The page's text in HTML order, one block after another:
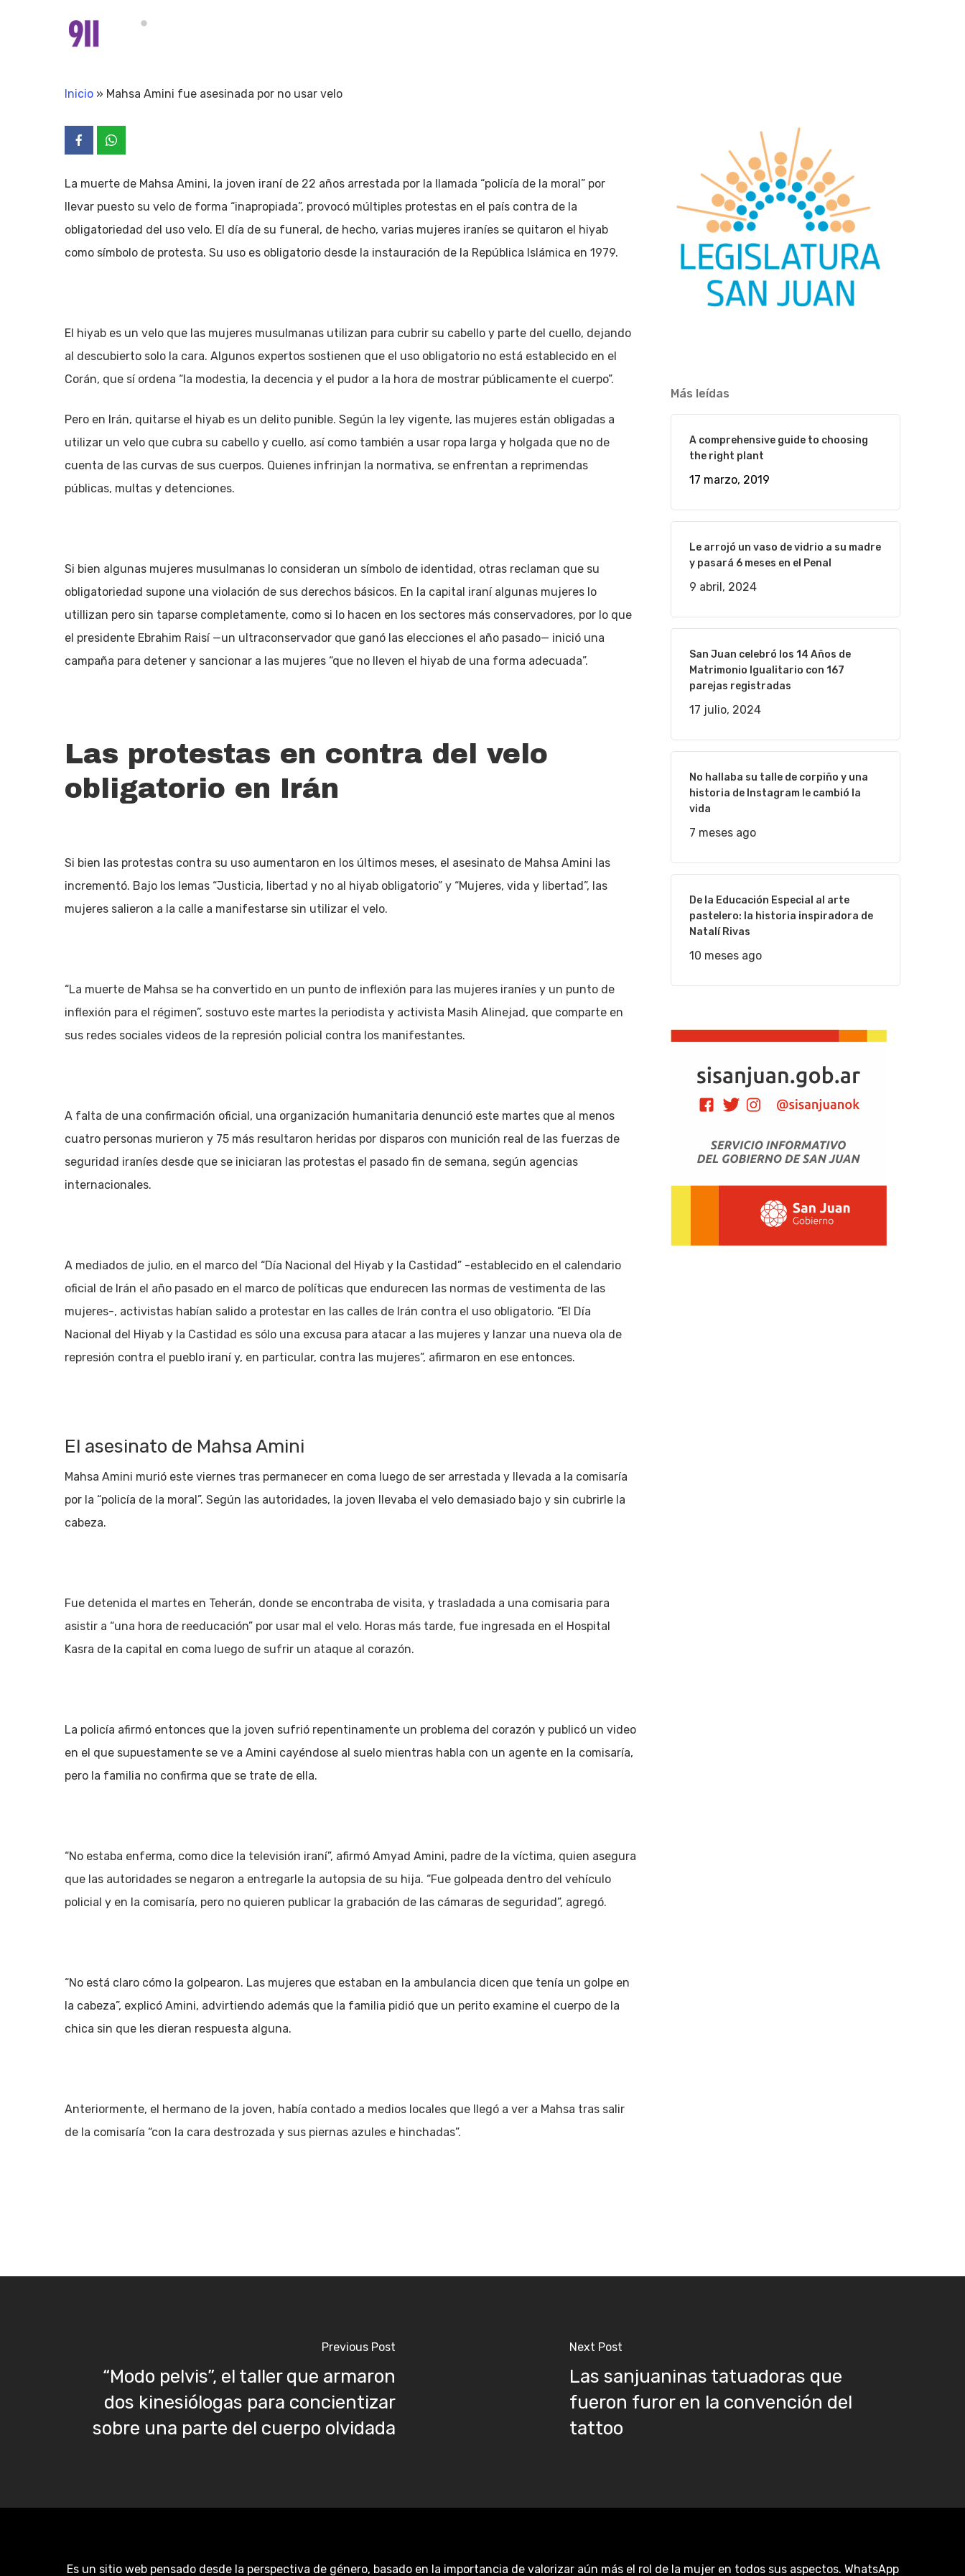
Inicio » Mahsa Amini fue asesinada por no usar velo
La muerte de Mahsa Amini, la joven iraní de 22 años arrestada por la llamada “policía de la moral” por
llevar puesto su velo de forma “inapropiada”, provocó múltiples protestas en el país contra de la
obligatoriedad del uso velo. El día de su funeral, de hecho, varias mujeres iraníes se quitaron el hiyab
como símbolo de protesta. Su uso es obligatorio desde la instauración de la República Islámica en 1979.
El hiyab es un velo que las mujeres musulmanas utilizan para cubrir su cabello y parte del cuello, dejando
al descubierto solo la cara. Algunos expertos sostienen que el uso obligatorio no está establecido en el
Corán, que sí ordena “la modestia, la decencia y el pudor a la hora de mostrar públicamente el cuerpo”.
Pero en Irán, quitarse el hiyab es un delito punible. Según la ley vigente, las mujeres están obligadas a
utilizar un velo que cubra su cabello y cuello, así como también a usar ropa larga y holgada que no de
cuenta de las curvas de sus cuerpos. Quienes infrinjan la normativa, se enfrentan a reprimendas
públicas, multas y detenciones.
Si bien algunas mujeres musulmanas lo consideran un símbolo de identidad, otras reclaman que su
obligatoriedad supone una violación de sus derechos básicos. En la capital iraní algunas mujeres lo
utillizan pero sin taparse completamente, como si lo hacen en los sectores más conservadores, por lo que
el presidente Ebrahim Raisí —un ultraconservador que ganó las elecciones el año pasado— inició una
campaña para detener y sancionar a las mujeres “que no lleven el hiyab de una forma adecuada”.
Las protestas en contra del velo
obligatorio en Irán
Si bien las protestas contra su uso aumentaron en los últimos meses, el asesinato de Mahsa Amini las
incrementó. Bajo los lemas “Justicia, libertad y no al hiyab obligatorio” y “Mujeres, vida y libertad”, las
mujeres salieron a la calle a manifestarse sin utilizar el velo.
“La muerte de Mahsa se ha convertido en un punto de inflexión para las mujeres iraníes y un punto de
inflexión para el régimen”, sostuvo este martes la periodista y activista Masih Alinejad, que comparte en
sus redes sociales videos de la represión policial contra los manifestantes.
A falta de una confirmación oficial, una organización humanitaria denunció este martes que al menos
cuatro personas murieron y 75 más resultaron heridas por disparos con munición real de las fuerzas de
seguridad iraníes desde que se iniciaran las protestas el pasado fin de semana, según agencias
internacionales.
A mediados de julio, en el marco del “Día Nacional del Hiyab y la Castidad” -establecido en el calendario
oficial de Irán el año pasado en el marco de políticas que endurecen las normas de vestimenta de las
mujeres-, activistas habían salido a protestar en las calles de Irán contra el uso obligatorio. “El Día
Nacional del Hiyab y la Castidad es sólo una excusa para atacar a las mujeres y lanzar una nueva ola de
represión contra el pueblo iraní y, en particular, contra las mujeres”, afirmaron en ese entonces.
El asesinato de Mahsa Amini
Mahsa Amini murió este viernes tras permanecer en coma luego de ser arrestada y llevada a la comisaría
por la “policía de la moral”. Según las autoridades, la joven llevaba el velo demasiado bajo y sin cubrirle la
cabeza.
Fue detenida el martes en Teherán, donde se encontraba de visita, y trasladada a una comisaria para
asistir a “una hora de reeducación” por usar mal el velo. Horas más tarde, fue ingresada en el Hospital
Kasra de la capital en coma luego de sufrir un ataque al corazón.
La policía afirmó entonces que la joven sufrió repentinamente un problema del corazón y publicó un video
en el que supuestamente se ve a Amini cayéndose al suelo mientras habla con un agente en la comisaría,
pero la familia no confirma que se trate de ella.
“No estaba enferma, como dice la televisión iraní”, afirmó Amyad Amini, padre de la víctima, quien asegura
que las autoridades se negaron a entregarle la autopsia de su hija. “Fue golpeada dentro del vehículo
policial y en la comisaría, pero no quieren publicar la grabación de las cámaras de seguridad”, agregó.
“No está claro cómo la golpearon. Las mujeres que estaban en la ambulancia dicen que tenía un golpe en
la cabeza”, explicó Amini, advirtiendo además que la familia pidió que un perito examine el cuerpo de la
chica sin que les dieran respuesta alguna.
Anteriormente, el hermano de la joven, había contado a medios locales que llegó a ver a Mahsa tras salir
de la comisaría “con la cara destrozada y sus piernas azules e hinchadas”.
Más leídas
A comprehensive guide to choosing
the right plant
17 marzo, 2019
Le arrojó un vaso de vidrio a su madre
y pasará 6 meses en el Penal
9 abril, 2024
San Juan celebró los 14 Años de
Matrimonio Igualitario con 167
parejas registradas
17 julio, 2024
No hallaba su talle de corpiño y una
historia de Instagram le cambió la
vida
7 meses ago
De la Educación Especial al arte
pastelero: la historia inspiradora de
Natalí Rivas
10 meses ago
Previous Post
“Modo pelvis”, el taller que armaron
dos kinesiólogas para concientizar
sobre una parte del cuerpo olvidada
Next Post
Las sanjuaninas tatuadoras que
fueron furor en la convención del
tattoo
Es un sitio web pensado desde la perspectiva de género, basado en la importancia de valorizar aún más el rol de la mujer en todos sus aspectos. WhatsApp